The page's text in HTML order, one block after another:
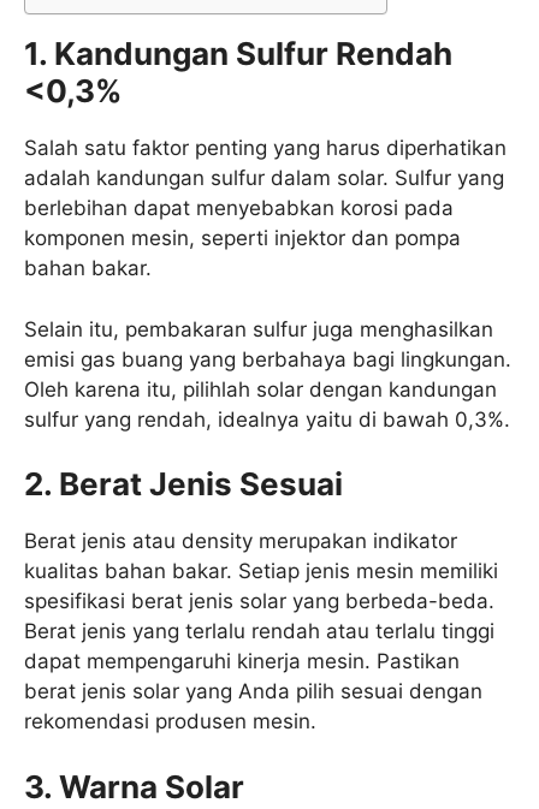
1. Kandungan Sulfur Rendah
<0,3%
Salah satu faktor penting yang harus diperhatikan
adalah kandungan sulfur dalam solar. Sulfur yang
berlebihan dapat menyebabkan korosi pada
komponen mesin, seperti injektor dan pompa
bahan bakar.
Selain itu, pembakaran sulfur juga menghasilkan
emisi gas buang yang berbahaya bagi lingkungan.
Oleh karena itu, pilihlah solar dengan kandungan
sulfur yang rendah, idealnya yaitu di bawah 0,3%.
2. Berat Jenis Sesuai
Berat jenis atau density merupakan indikator
kualitas bahan bakar. Setiap jenis mesin memiliki
spesifikasi berat jenis solar yang berbeda-beda.
Berat jenis yang terlalu rendah atau terlalu tinggi
dapat mempengaruhi kinerja mesin. Pastikan
berat jenis solar yang Anda pilih sesuai dengan
rekomendasi produsen mesin.
3. Warna Solar